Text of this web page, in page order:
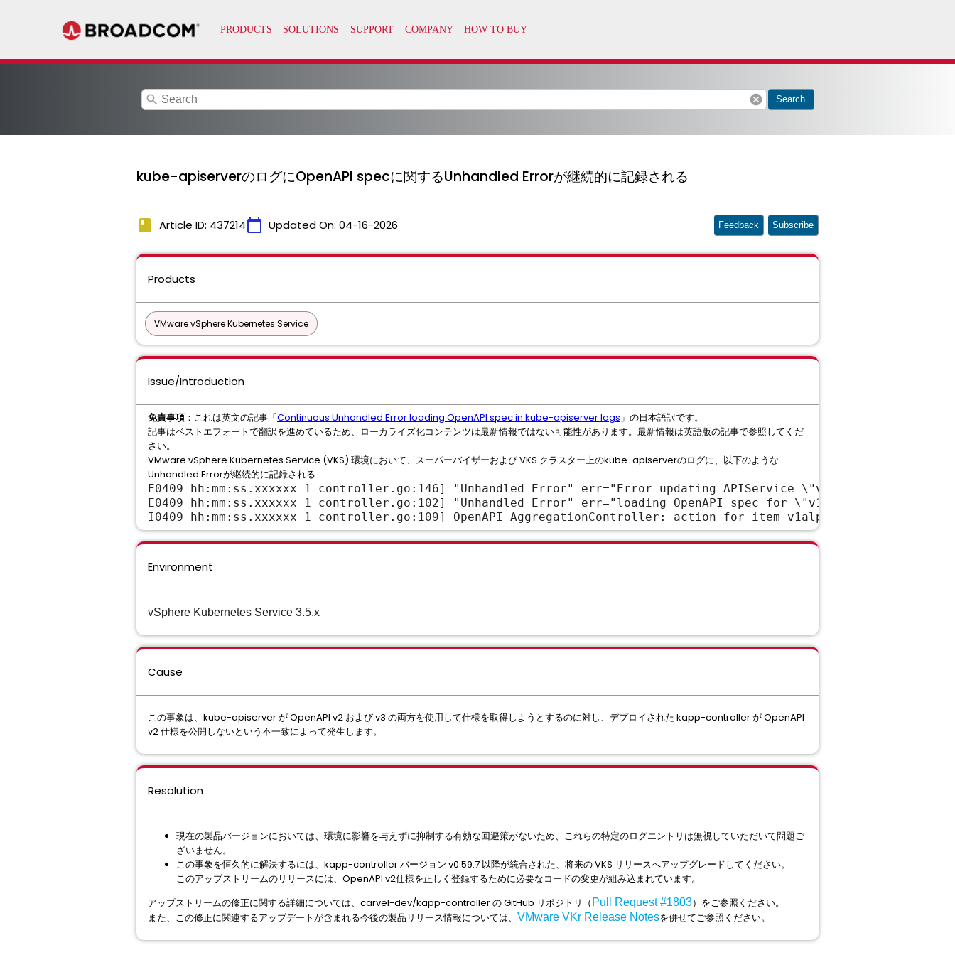
search cancel Search
kube-apiserverのログにOpenAPI specに関するUnhandled Errorが継続的に記録される
book Article ID: 437214calendar_today Updated On: 04-16-2026 Feedback Subscribe
Products
VMware vSphere Kubernetes Service
Issue/Introduction
免責事項 ：これは英文の記事「Continuous Unhandled Error loading OpenAPI spec in kube-apiserver logs」の日本語訳です。
記事はベストエフォートで翻訳を進めているため、ローカライズ化コンテンツは最新情報ではない可能性があります。最新情報は英語版の記事で参照してくだ
さい。
VMware vSphere Kubernetes Service (VKS) 環境において、スーパーバイザーおよび VKS クラスター上のkube-apiserverのログに、以下のような
Unhandled Errorが継続的に記録される:
E0409 hh:mm:ss.xxxxxx 1 controller.go:146] "Unhandled Error" err="Error updating APIService
E0409 hh:mm:ss.xxxxxx 1 controller.go:102] "Unhandled Error" err="loading OpenAPI spec for
I0409 hh:mm:ss.xxxxxx 1 controller.go:109] OpenAPI AggregationController: action for item
Environment
vSphere Kubernetes Service 3.5.x
Cause
この事象は、kube-apiserver が OpenAPI v2 および v3 の両方を使用して仕様を取得しようとするのに対し、デプロイされた kapp-controller が OpenAPI
v2 仕様を公開しないという不一致によって発生します。
Resolution
現在の製品バージョンにおいては、環境に影響を与えずに抑制する有効な回避策がないため、これらの特定のログエントリは無視していただいて問題ご
ざいません。
この事象を恒久的に解決するには、kapp-controller バージョン v0.59.7 以降が統合された、将来の VKS リリースへアップグレードしてください。
このアップストリームのリリースには、OpenAPI v2仕様を正しく登録するために必要なコードの変更が組み込まれています。
アップストリームの修正に関する詳細については、carvel-dev/kapp-controller の GitHub リポジトリ（ Pull Request #1803）をご参照ください。
また、この修正に関連するアップデートが含まれる今後の製品リリース情報については、 VMware VKr Release Notesを併せてご参照ください。